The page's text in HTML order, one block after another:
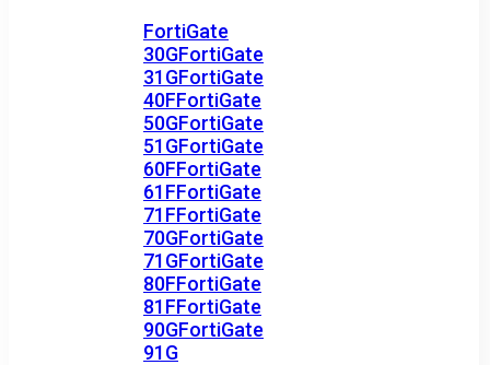
FortiGate
30GFortiGate
31GFortiGate
40FFortiGate
50GFortiGate
51GFortiGate
60FFortiGate
61FFortiGate
71FFortiGate
70GFortiGate
71GFortiGate
80FFortiGate
81FFortiGate
90GFortiGate
91G